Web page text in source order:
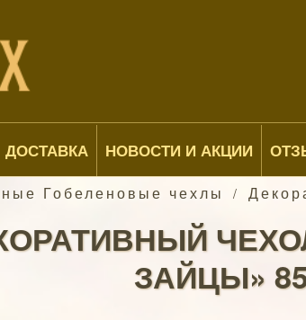
ДОСТАВКА НОВОСТИ И АКЦИИ
Гобеленовые чехлы /
ЗАЙЦЫ»